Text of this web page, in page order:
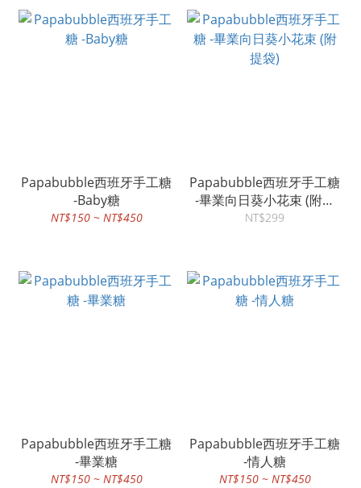
Papabubble西班牙手工糖
-Baby糖
NT$150 ~ NT$450
Papabubble西班牙手工糖
-畢業向日葵小花束 (附提
袋)
NT$299
Papabubble西班牙手工糖
-畢業糖
NT$150 ~ NT$450
Papabubble西班牙手工糖
-情人糖
NT$150 ~ NT$450